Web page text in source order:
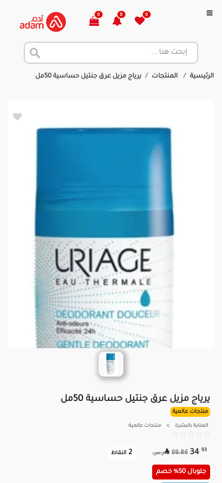
0
0
0
الرئيسية المنتجات يرياج مزيل عرق جنتيل حساسية 50مل
يرياج مزيل عرق جنتيل حساسية 50مل
منتجات عالمية
العناية بالبشرة > منتجات عالمية
93
34
 69.86 ر.س 2 النقاط
جلوبال 50% خصم